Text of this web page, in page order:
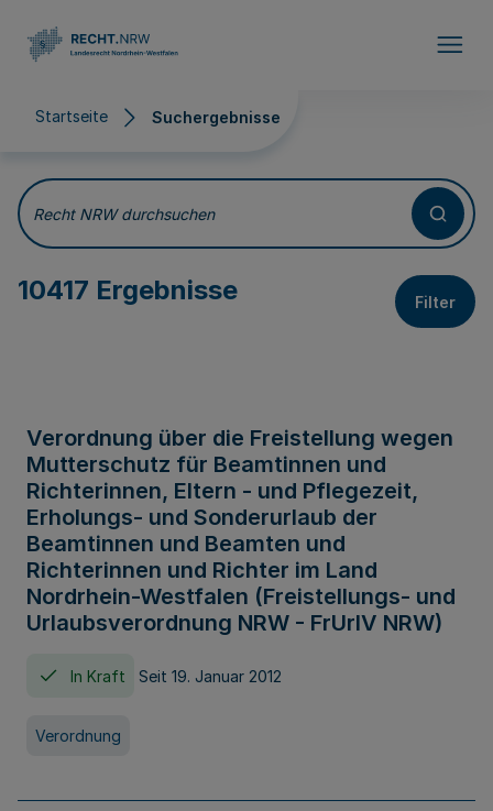
Startseite Suchergebnisse
Suchergebnisse
Recht NRW durchsuchen
10417 Ergebnisse Filter
Verordnung über die Freistellung wegen
Mutterschutz für Beamtinnen und
Richterinnen, Eltern - und Pflegezeit,
Erholungs- und Sonderurlaub der
Beamtinnen und Beamten und
Richterinnen und Richter im Land
Nordrhein-Westfalen (Freistellungs- und
Urlaubsverordnung NRW - FrUrlV NRW)
In Kraft Seit 19. Januar 2012
Verordnung